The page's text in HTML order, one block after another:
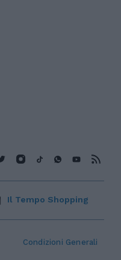
Condizioni Generali
Il Tempo Shopping